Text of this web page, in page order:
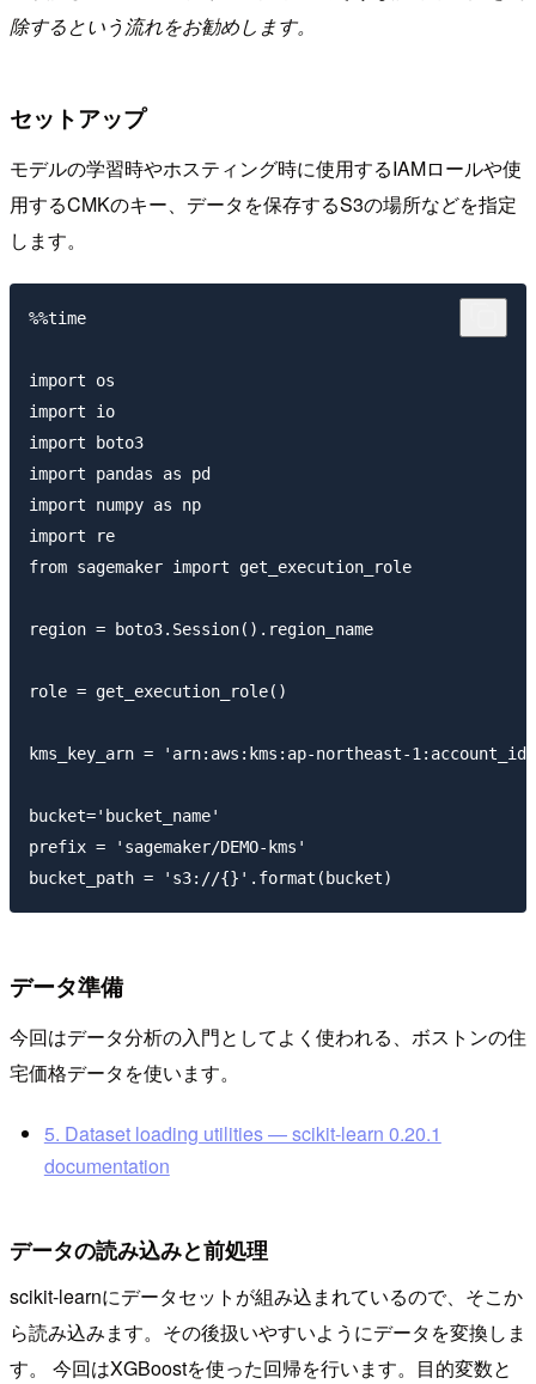
除するという流れをお勧めします。
セットアップ
モデルの学習時やホスティング時に使用するIAMロールや使
用するCMKのキー、データを保存するS3の場所などを指定
します。
%%time
import os
import io
import boto3
import pandas as pd
import numpy as np
import re
from sagemaker import get_execution_role
region = boto3.Session().region_name
role = get_execution_role()
kms_key_arn = 'arn:aws:kms:ap-northeast-
bucket='bucket_name'
prefix = 'sagemaker/DEMO-kms'
データ準備
今回はデータ分析の入門としてよく使われる、ボストンの住
宅価格データを使います。
5. Dataset loading utilities — scikit-learn 0.20.1
documentation
データの読み込みと前処理
scikit-learnにデータセットが組み込まれているので、そこか
ら読み込みます。その後扱いやすいようにデータを変換しま
す。 今回はXGBoostを使った回帰を行います。目的変数と